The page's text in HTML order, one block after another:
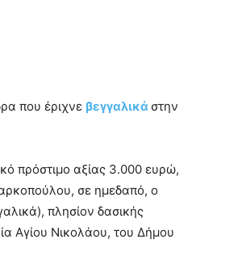
που έριχνε βεγγαλικά στην
πρόστιμο αξίας 3.000 ευρώ,
σε ημεδαπό, ο
πλησίον δασικής
Αγίου Νικολάου, του Δήμου